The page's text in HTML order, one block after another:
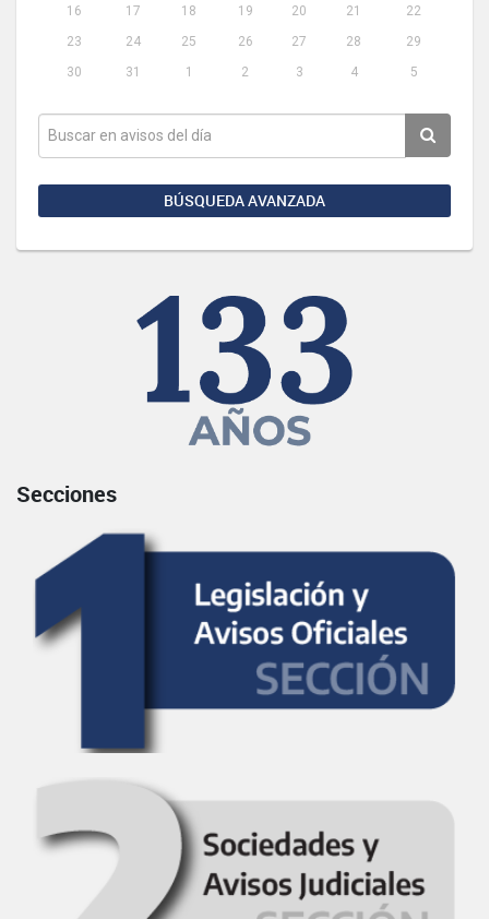
16
17 18 19 20 21
22
23
24 25 26 27 28
29
30
31 1 2 3 4 5
BÚSQUEDA AVANZADA
Secciones